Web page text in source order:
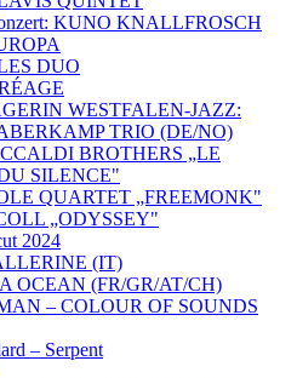
KUNO KNALLFROSCH
DUO
WESTFALEN-JAZZ:
TRIO (DE/NO)
BROTHERS „LE
SILENCE"
QUARTET „FREEMONK"
„ODYSSEY"
2024
(IT)
OCEAN (FR/GR/AT/CH)
– COLOUR OF SOUNDS
– Serpent